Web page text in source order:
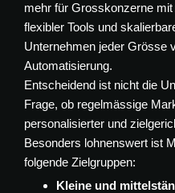
mehr für Grosskonzerne
flexibler Tools und
Unternehmen jeder Grösse
Automatisierung.
Entscheidend ist nicht die
Frage, ob regelmässige
personalisierter und
Besonders lohnenswert ist
folgende Zielgruppen:
Kleine und